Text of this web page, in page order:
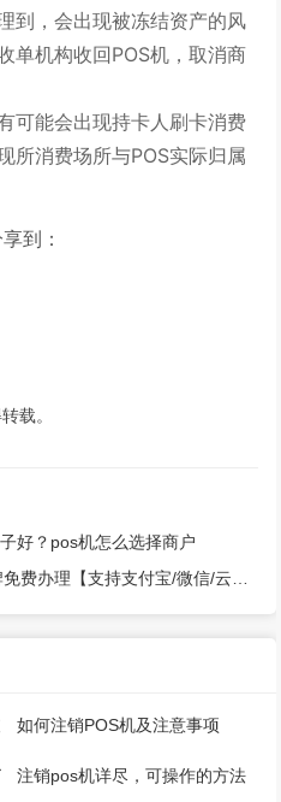
到，会出现被冻结资产的风
单机构收回POS机，取消商
可能会出现持卡人刷卡消费
所消费场所与POS实际归属
到：
载。
好？pos机怎么选择商户
办理【支持支付宝/微信/云闪付】
如何注销POS机及注意事项
注销pos机详尽，可操作的方法